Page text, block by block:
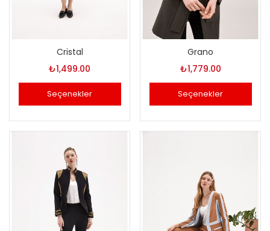
Cristal
₺1,499.00
Seçenekler
ürünün
fazla
varyasyonu
var.
Seçenekler
ürün
Grano
₺1,779.00
Seçenekler
ürünün
varyasyonu
var.
Seçenekler
ürün